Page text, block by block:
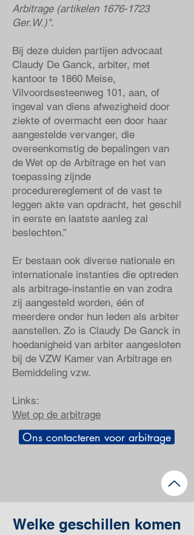
Arbitrage (artikelen 1676-1723
Ger.W.)".
Bij deze duiden partijen advocaat
Claudy De Ganck, arbiter, met
kantoor te 1860 Meise,
Vilvoordsesteenweg 101, aan, of
ingeval van diens afwezigheid door
ziekte of overmacht een door haar
aangestelde vervanger, die
overeenkomstig de bepalingen van
de Wet op de Arbitrage en het van
toepassing zijnde
procedurereglement of de vast te
leggen akte van opdracht, het geschil
in eerste en laatste aanleg zal
beslechten.”
Er bestaan ook diverse nationale en
internationale instanties die optreden
als arbitrage-instantie en van zodra
zij aangesteld worden, één of
meerdere onder hun leden als arbiter
aanstellen. Zo is Claudy De Ganck in
hoedanigheid van arbiter aangesloten
bij de VZW Kamer van Arbitrage en
Bemiddeling vzw.
Links:
Wet op de arbitrage
Ons contacteren voor arbitrage
Welke geschillen komen